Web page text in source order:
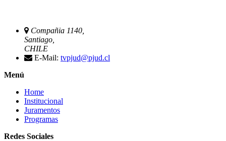
Compañia 1140,
Santiago,
CHILE
E-Mail: tvpjud@pjud.cl
Menú
Home
Institucional
Juramentos
Programas
Redes Sociales